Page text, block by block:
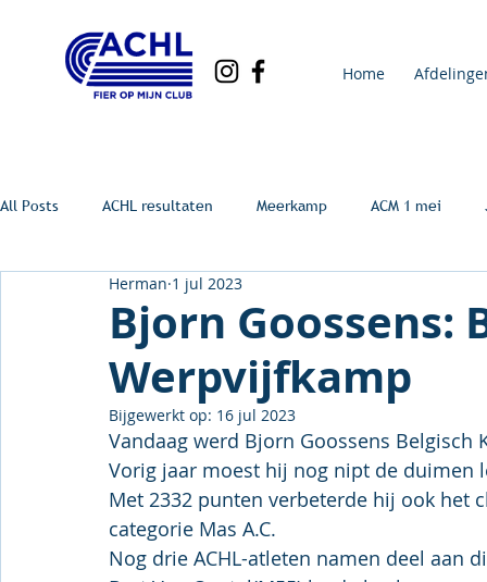
Home
All Posts ACHL resultaten Meerkamp ACM 1 mei
Bjorn Goossens:
Werpvijfkamp
Herman 1 jul 2023
Bijgewerkt op: 16 jul 2023
Vandaag werd Bjorn Goossens
Vorig jaar moest hij nog nipt de duimen
Met 2332 punten verbeterde hij ook het
categorie Mas A.C.
Nog drie ACHL-atleten namen deel aan